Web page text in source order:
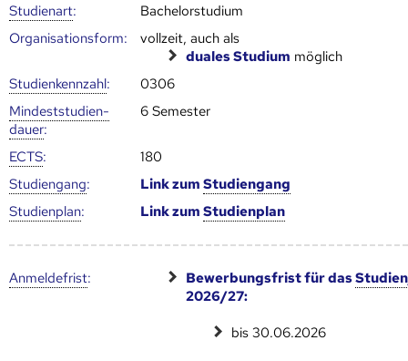
Studienart:
Bachelorstudium
Organisationsform:
vollzeit, auch als
duales Studium möglich
Studien­kenn­zahl:
0306
Mindest­studien­
dauer:
6 Semester
ECTS:
180
Studien­gang: Link zumStudien­gang
Studien­plan: Link zumStudien­plan
Anmelde­frist: Bewerbungsfrist für das
2026/27:
bis 30.06.2026